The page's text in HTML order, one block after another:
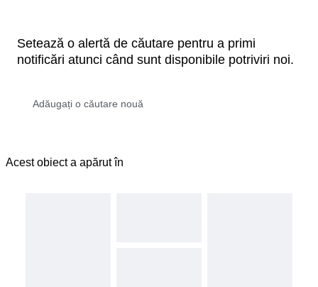
Setează o alertă de căutare pentru a primi
notificări atunci când sunt disponibile potriviri noi.
Acest obiect a apărut în